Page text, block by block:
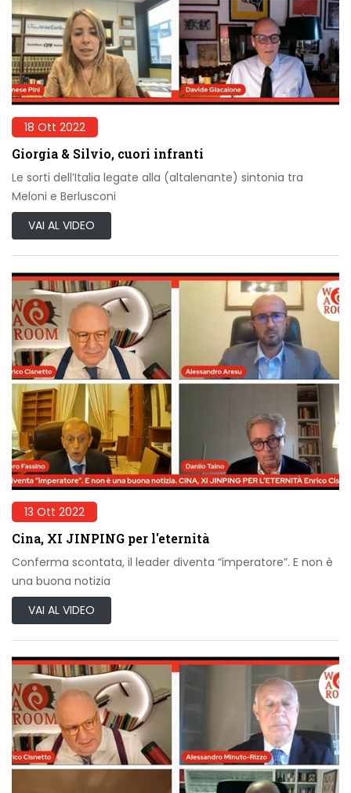
18 Ott 2022
Giorgia & Silvio, cuori infranti
Le sorti dell’Italia legate alla (altalenante) sintonia tra
Meloni e Berlusconi
VAI AL VIDEO
13 Ott 2022
Cina, XI JINPING per l'eternità
Conferma scontata, il leader diventa “imperatore”. E non è
una buona notizia
VAI AL VIDEO